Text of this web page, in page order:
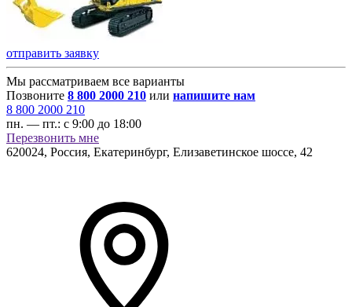
отправить заявку
Мы рассматриваем все варианты
Позвоните 8 800 2000 210 или напишите нам
8 800 2000 210
пн. — пт.: с 9:00 до 18:00
Перезвонить мне
620024, Россия, Екатеринбург, Елизаветинское шоссе, 42